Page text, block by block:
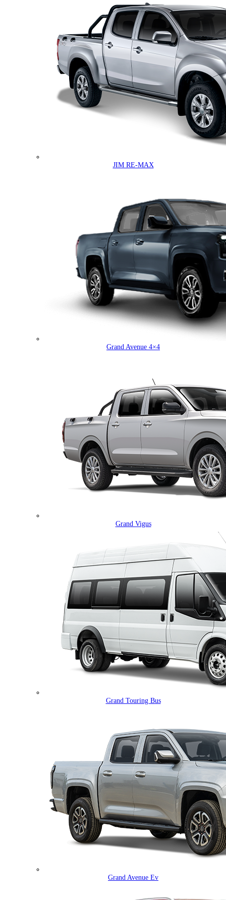
JIM RE-MAX
Grand Avenue 4×4
Grand Vigus
Grand Touring Bus
Grand Avenue Ev